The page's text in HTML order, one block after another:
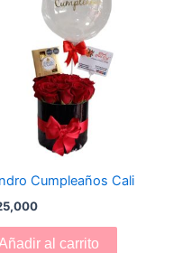
Cumpleaños Cali
al carrito